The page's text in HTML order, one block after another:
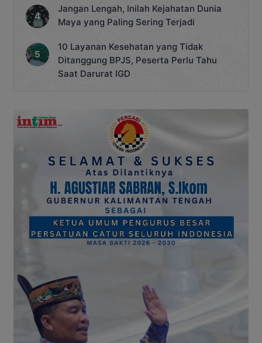
Jangan Lengah, Inilah Kejahatan Dunia
Maya yang Paling Sering Terjadi
10 Layanan Kesehatan yang Tidak
Ditanggung BPJS, Peserta Perlu Tahu
Saat Darurat IGD